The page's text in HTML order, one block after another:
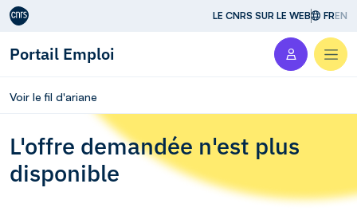
Aller au contenu LE CNRS SUR LE WEB FREN
Portail Emploi
Voir le fil d'ariane
L'offre demandée n'est plus
disponible